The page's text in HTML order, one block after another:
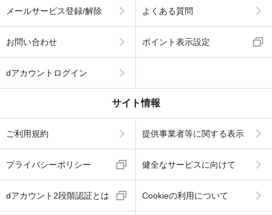
メールサービス登録/解除 よくある質問
お問い合わせ ポイント表示設定
dアカウントログイン
サイト情報
ご利用規約 提供事業者等に関する表示
プライバシーポリシー 健全なサービスに向けて
dアカウント2段階認証とは Cookieの利用について